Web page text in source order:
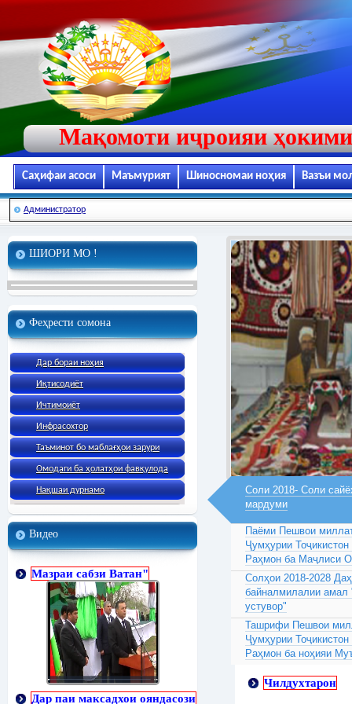
Мақомоти иҷроияи
Саҳифаи асоси Маъмурият Шиносномаи ноҳия Вазъи
Администратор
ШИОРИ МО !
Феҳрести сомона
Дар бораи ноҳия
Иқтисодиёт
Ичтимоиёт
Инфрасохтор
Таъминот бо маблағҳои зарури
Омодаги ба ҳолатҳои фавқулода
Нақшаи дурнамо
Видео
Мазраи сабзи Ватан"
Дар паи максадхои ояндасози
Соли 2018- Соли
мардуми
Паёми Пешвои
Ҷумҳурии
Раҳмон ба Маҷлиси
Солҳои 2018-2028
байналмилалии
устувор"
Ташрифи Пешвои
Ҷумҳурии
Раҳмон ба ноҳияи
Чилдухтарон